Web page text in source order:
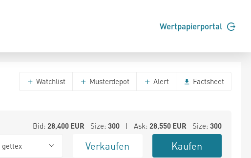
Wertpapierportal
Watchlist Musterdepot Alert Factsheet
Bid: 28,400EUR Size: 300| Ask: 28,550EUR Size: 300
gettex Verkaufen Kaufen